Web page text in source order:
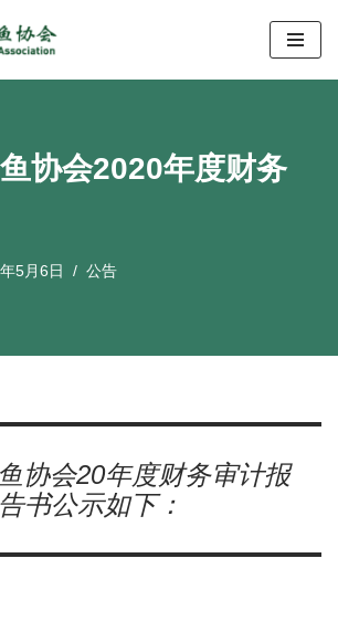
协会2020年度财务
5月6日 公告
协会20年度财务审计报
告书公示如下：